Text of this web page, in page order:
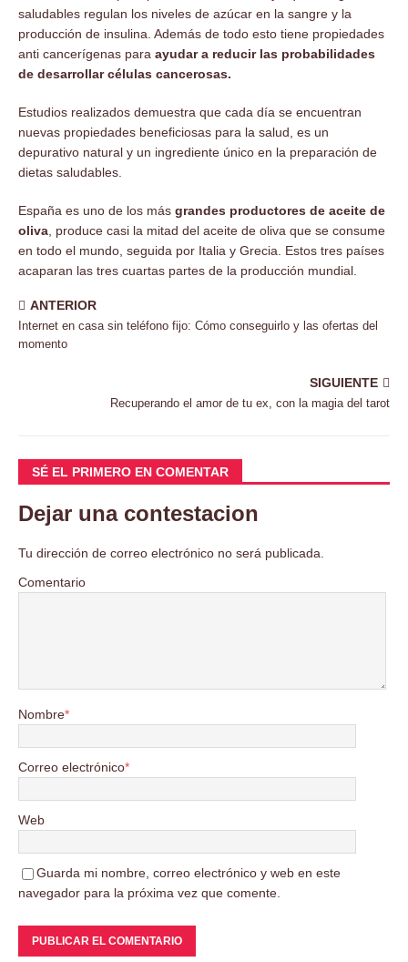
saludables regulan los niveles de azúcar en la sangre y la
producción de insulina. Además de todo esto tiene propiedades
anti cancerígenas para ayudar a reducir las probabilidades
de desarrollar células cancerosas.
Estudios realizados demuestra que cada día se encuentran
nuevas propiedades beneficiosas para la salud, es un
depurativo natural y un ingrediente único en la preparación de
dietas saludables.
España es uno de los más grandes productores de aceite de
oliva , produce casi la mitad del aceite de oliva que se consume
en todo el mundo, seguida por Italia y Grecia. Estos tres países
acaparan las tres cuartas partes de la producción mundial.
ANTERIOR
Internet en casa sin teléfono fijo: Cómo conseguirlo y las ofertas del
momento
SIGUIENTE
Recuperando el amor de tu ex, con la magia del tarot
SÉ EL PRIMERO EN COMENTAR
Dejar una contestacion
Tu dirección de correo electrónico no será publicada.
Comentario
Nombre*
Correo electrónico*
Web
Guarda mi nombre, correo electrónico y web en este
navegador para la próxima vez que comente.